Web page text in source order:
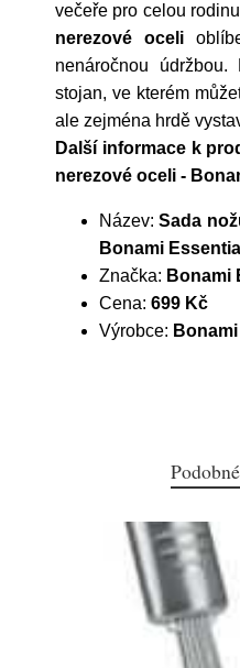
večeře pro celou
nerezové oceli
nenáročnou
stojan, ve kterém
ale zejména hrdě
Další informace k
nerezové oceli -
Název:Sada
Bonami
Značka: Bonami
Cena: 699 Kč
Výrobce: